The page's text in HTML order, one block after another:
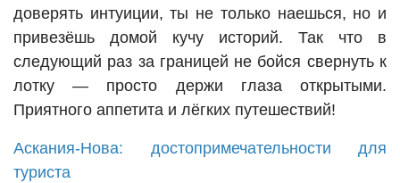
доверять интуиции, ты не только наешься, но и
привезёшь домой кучу историй. Так что в
следующий раз за границей не бойся свернуть к
лотку — просто держи глаза открытыми.
Приятного аппетита и лёгких путешествий!
Аскания-Нова: достопримечательности для
туриста